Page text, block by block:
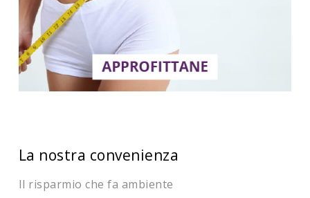
La nostra convenienza
Il risparmio che fa ambiente